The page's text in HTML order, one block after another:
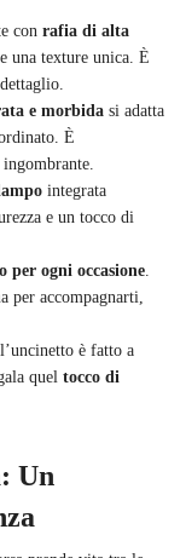
con rafia di alta
e una texture unica. È
e morbida si adatta
È
ingombrante.
integrata
e un tocco di
per ogni occasione.
per accompagnarti,
è fatto a
quel tocco di
Un